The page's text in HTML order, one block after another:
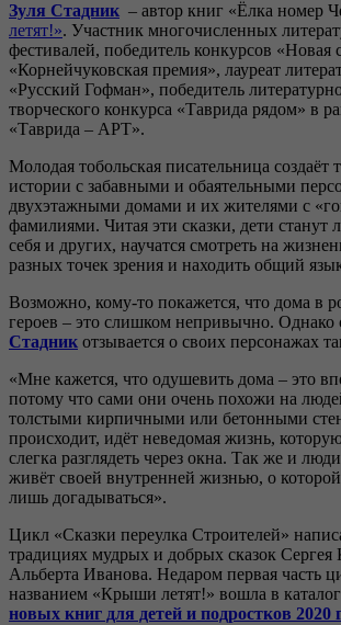
Зуля Стадник – автор книг «Ёлка номер
летят!». Участник многочисленных
фестивалей, победитель конкурсов «Новая
«Корнейчуковская премия», лауреат
«Русский Гофман», победитель
творческого конкурса «Таврида рядом» в
«Таврида – АРТ».
Молодая тобольская писательница создаёт
истории с забавными и обаятельными
двухэтажными домами и их жителями с
фамилиями. Читая эти сказки, дети станут
себя и других, научатся смотреть на
разных точек зрения и находить общий
Возможно, кому-то покажется, что дома в
героев – это слишком непривычно. Однако
Стадник отзывается о своих персонажах
«Мне кажется, что одушевить дома – это
потому что сами они очень похожи на
толстыми кирпичными или бетонными
происходит, идёт неведомая жизнь,
слегка разглядеть через окна. Так же и
живёт своей внутренней жизнью, о
лишь догадываться».
Цикл «Сказки переулка Строителей»
традициях мудрых и добрых сказок Сергея
Альберта Иванова. Недаром первая часть
названием «Крыши летят!» вошла в каталог
новых книг для детей и подростков 2020